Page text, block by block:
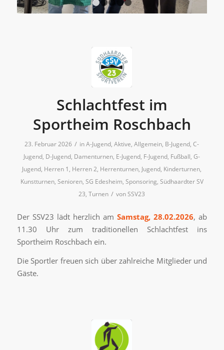
2 5
Schlachtfest im
Sportheim Roschbach
23. Februar 2026 / inA-Jugend,Aktive,Allgemein, B-Jugend,C-
Jugend, D-Jugend, Damenturnen, E-Jugend, F-Jugend, Fußball,G-
Jugend, Herren 1, Herren 2, Herrenturnen, Jugend, Kinderturnen,
Kunstturnen, Senioren, SG Edesheim, Sponsoring, Südhaardter SV
23,Turnen / vonSSV23
Der SSV23 lädt herzlich amSamstag, 28.02.2026, ab
11.30 Uhr zum traditionellen Schlachtfest ins
Sportheim Roschbach ein.
Die Sportler freuen sich über zahlreiche Mitglieder und
Gäste.